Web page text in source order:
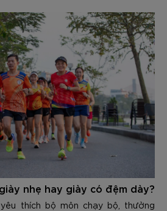
nghiêm trọng như: Viêm cân
viêm khớp…
nhẹ hay giày có đệm dày?
thích bộ môn chạy bộ, thường